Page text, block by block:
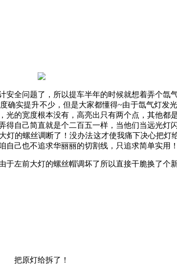
全问题了，所以提车半年的时候就想着弄个氙
实提升不少，但是大家都懂得~由于氙气灯发
的宽度根本没有，高亮出只有两个点，其他都
自己简直就是个二百五一样，当他们当远光灯
的螺丝调断了！没办法这才使我痛下决心把灯
己也不追求华丽丽的切割线，只追求简单实用！
左前大灯的螺丝帽调坏了所以直接干脆换了个
把原灯给拆了！